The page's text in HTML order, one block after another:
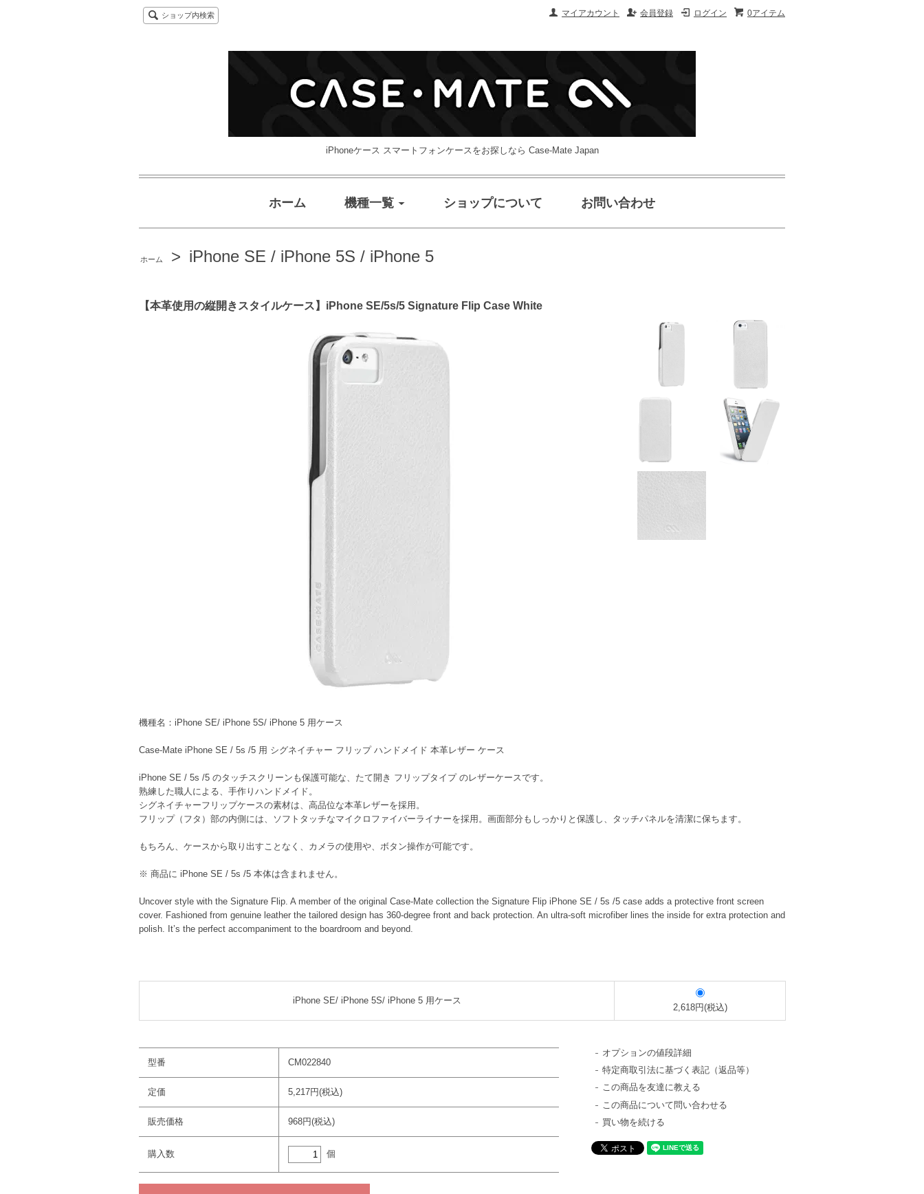
0アイテム
ログイン
会員登録
マイアカウント
ショップ内検索
iPhoneケース スマートフォンケースをお探しなら Case-Mate Japan
ホーム 機種一覧 ショップについて お問い合わせ
ホーム > iPhone SE / iPhone 5S / iPhone 5
【本革使用の縦開きスタイルケース】iPhone SE/5s/5 Signature Flip Case White
機種名：iPhone SE/ iPhone 5S/ iPhone 5 用ケース
Case-Mate iPhone SE / 5s /5 用 シグネイチャー フリップ ハンドメイド 本革レザー ケース
iPhone SE / 5s /5 のタッチスクリーンも保護可能な、たて開き フリップタイプ のレザーケースです。
熟練した職人による、手作りハンドメイド。
シグネイチャーフリップケースの素材は、高品位な本革レザーを採用。
フリップ（フタ）部の内側には、ソフトタッチなマイクロファイバーライナーを採用。画面部分もしっかりと保護し、タッチパネルを清潔に保ちます。
もちろん、ケースから取り出すことなく、カメラの使用や、ボタン操作が可能です。
※ 商品に iPhone SE / 5s /5 本体は含まれません。
Uncover style with the Signature Flip. A member of the original Case-Mate collection the Signature Flip iPhone SE / 5s /5 case adds a protective front screen
cover. Fashioned from genuine leather the tailored design has 360-degree front and back protection. An ultra-soft microfiber lines the inside for extra protection and
polish. It’s the perfect accompaniment to the boardroom and beyond.
iPhone SE/ iPhone 5S/ iPhone 5 用ケース
2,618円(税込)
型番 CM022840
定価 5,217円(税込)
販売価格 968円(税込)
購入数 個
オプションの値段詳細
特定商取引法に基づく表記（返品等）
この商品を友達に教える
この商品について問い合わせる
買い物を続ける